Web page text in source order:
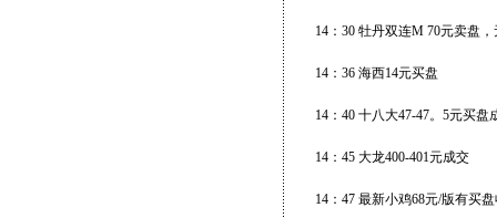
14：30 牡丹双连M 70元卖盘
14：36 海西14元买盘
14：40 十八大47-47。5元买
14：45 大龙400-401元成交
14：47 最新小鸡68元/版有买